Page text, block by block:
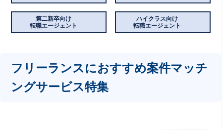
第二新卒向け
転職エージェント
ハイクラス向け
転職エージェント
フリーランスにおすすめ案件マッチ
ングサービス特集